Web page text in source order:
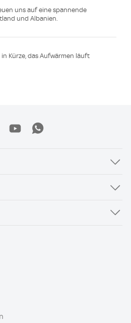
uns auf eine spannende
und Albanien.
Kürze, das Aufwärmen läuft